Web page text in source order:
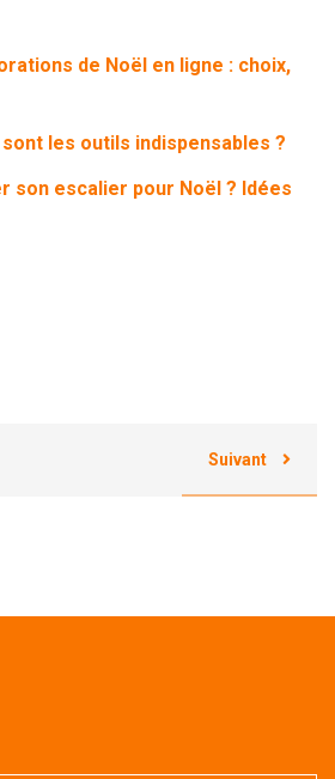
de Noël en ligne : choix,
les outils indispensables ?
son escalier pour Noël ? Idées
Suivant